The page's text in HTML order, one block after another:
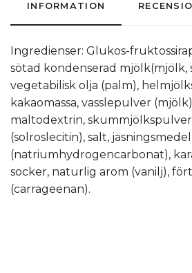
INFORMATION
Ingredienser: Glukos-
sötad kondenserad mjölk(mjölk,
vegetabilisk olja (palm),
kakaomassa, vasslepulver
maltodextrin,
(solroslecitin), salt, jäsningsmedel
(natriumhydrogencarbonat),
socker, naturlig arom (vanilj),
(carrageenan).